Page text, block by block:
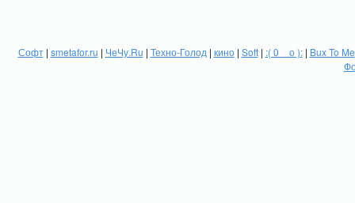
Софт| smetafor.ru | ЧеЧу.Ru | Техно-Голод | кино| Soft| :( 0 _ о ):| Bux To Me